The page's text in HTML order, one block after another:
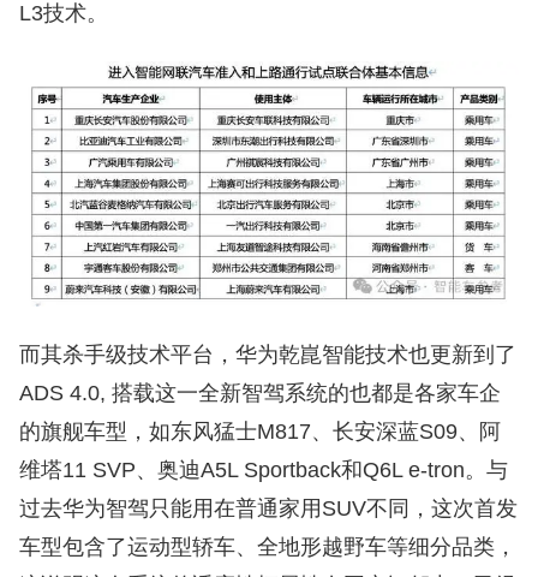
L3技术。
而其杀手级技术平台，华为乾崑智能技术也更新到了
ADS 4.0, 搭载这一全新智驾系统的也都是各家车企
的旗舰车型，如东风猛士M817、长安深蓝S09、阿
维塔11 SVP、奥迪A5L Sportback和Q6L e-tron。与
过去华为智驾只能用在普通家用SUV不同，这次首发
车型包含了运动型轿车、全地形越野车等细分品类，